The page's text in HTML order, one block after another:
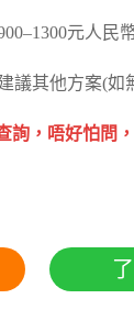
元人民
議其他方案(如
詢，唔好怕問